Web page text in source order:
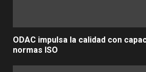
ODAC impulsa la calidad con
normas ISO